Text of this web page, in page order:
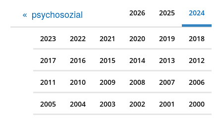
psychosozial 2026 2025 2024
2023 2022 2021 2020 2019 2018
2017 2016 2015 2014 2013 2012
2011 2010 2009 2008 2007 2006
2005 2004 2003 2002 2001 2000